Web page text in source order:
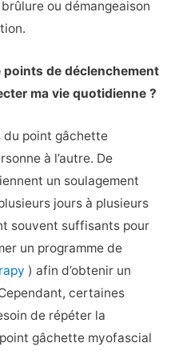
ou démangeaison
de déclenchement
ma vie quotidienne ?
du point gâchette
à l’autre. De
un soulagement
jours à plusieurs
souvent suffisants pour
un programme de
) afin d’obtenir un
certaines
de répéter la
gâchette myofascial